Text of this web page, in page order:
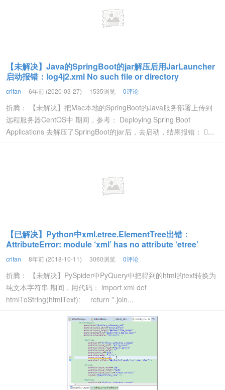
【未解决】Java的SpringBoot的jar解压后用JarLauncher
启动报错：log4j2.xml No such file or directory
crifan 6年前 (2020-03-27) 1535浏览 0评论
折腾： 【未解决】把Mac本地的SpringBoot的Java服务部署上传到
远程服务器CentOS中 期间，参考： Deploying Spring Boot
Applications 去解压了SpringBoot的jar后，去启动，结果报错： ...
【已解决】Python中xml.etree.ElementTree出错：
AttributeError: module ‘xml’ has no attribute ‘etree’
crifan 8年前 (2018-10-11) 3060浏览 0评论
折腾： 【未解决】PySpider中PyQuery中把得到的html的text转换为
纯文本字符串 期间，用代码： import xml def
htmlToString(htmlText): return ''.join...